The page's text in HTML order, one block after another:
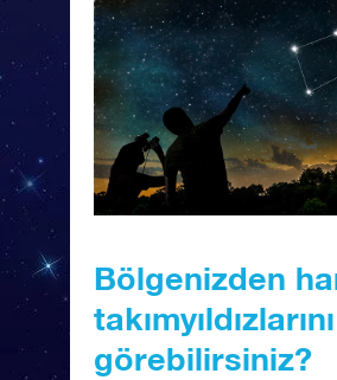
Bölgenizden
takımyıldızlarını
görebilirsiniz?